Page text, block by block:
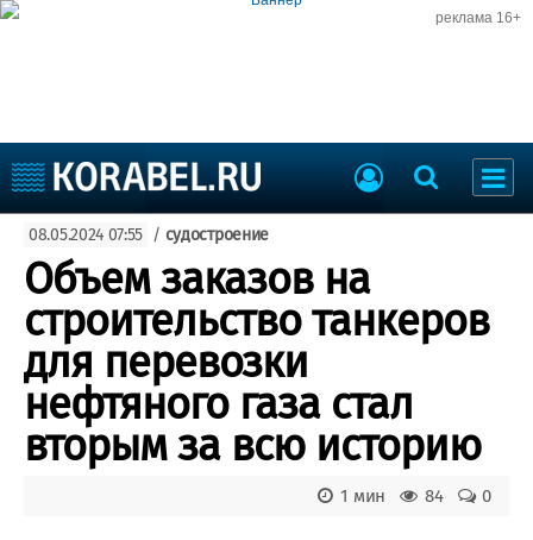
реклама 16+
Судоходство
Судоремонт
События
Порты
Рыболовство
ВМФ
Образование
Яхты и катера
Еще
Судостроение
Доска объявлений
08.05.2024 07:55 / судостроение
Объем заказов на
строительство танкеров
для перевозки
нефтяного газа стал
вторым за всю историю
0
84
1 мин